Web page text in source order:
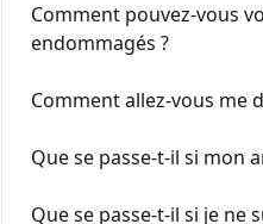
Comment pouvez-vous
endommagés ?
Comment allez-vous me
Que se passe-t-il si mon
Que se passe-t-il si je ne